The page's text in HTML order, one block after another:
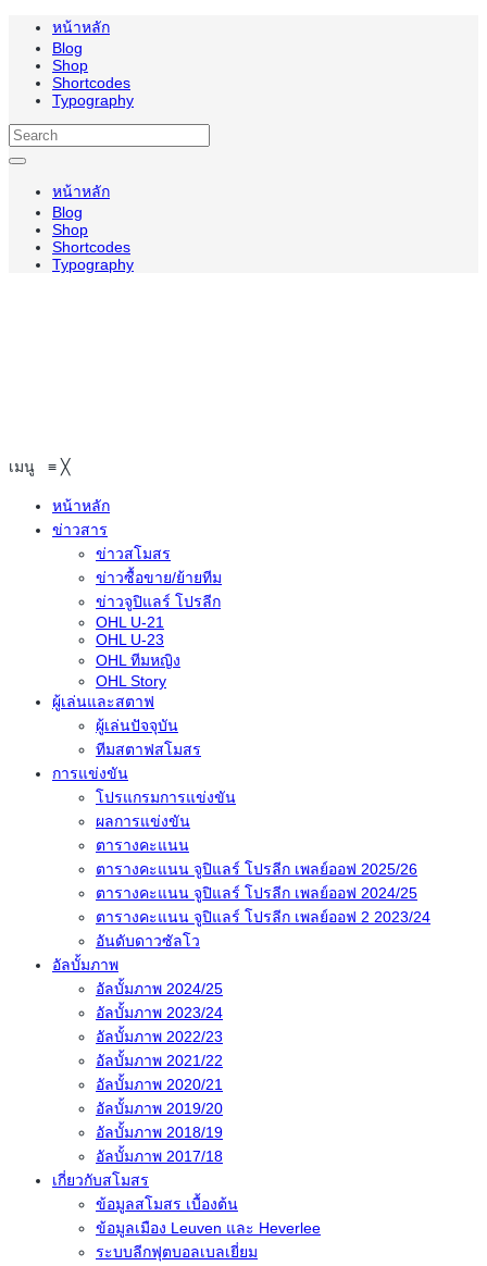
หน้าหลัก
Blog
Shop
Shortcodes
Typography
หน้าหลัก
Blog
Shop
Shortcodes
Typography
เมนู ≡ ╳
หน้าหลัก
ข่าวสาร
ข่าวสโมสร
ข่าวซื้อขาย/ย้ายทีม
ข่าวจูปิแลร์ โปรลีก
OHL U-21
OHL U-23
OHL ทีมหญิง
OHL Story
ผู้เล่นและสตาฟ
ผู้เล่นปัจจุบัน
ทีมสตาฟสโมสร
การแข่งขัน
โปรแกรมการแข่งขัน
ผลการแข่งขัน
ตารางคะแนน
ตารางคะแนน จูปิแลร์ โปรลีก เพลย์ออฟ 2025/26
ตารางคะแนน จูปิแลร์ โปรลีก เพลย์ออฟ 2024/25
ตารางคะแนน จูปิแลร์ โปรลีก เพลย์ออฟ 2 2023/24
อันดับดาวซัลโว
อัลบั้มภาพ
อัลบั้มภาพ 2024/25
อัลบั้มภาพ 2023/24
อัลบั้มภาพ 2022/23
อัลบั้มภาพ 2021/22
อัลบั้มภาพ 2020/21
อัลบั้มภาพ 2019/20
อัลบั้มภาพ 2018/19
อัลบั้มภาพ 2017/18
เกี่ยวกับสโมสร
ข้อมูลสโมสร เบื้องต้น
ข้อมูลเมือง Leuven และ Heverlee
ระบบลีกฟุตบอลเบลเยี่ยม